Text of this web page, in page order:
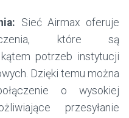
Sieć Airmax oferuje
które są
potrzeb instytucji
Dzięki temu można
o wysokiej
przesyłanie